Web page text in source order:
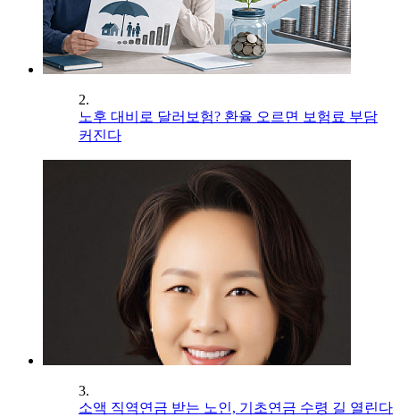
2.
노후 대비로 달러보험? 환율 오르면 보험료 부담
커진다
3.
소액 직역연금 받는 노인, 기초연금 수령 길 열린다